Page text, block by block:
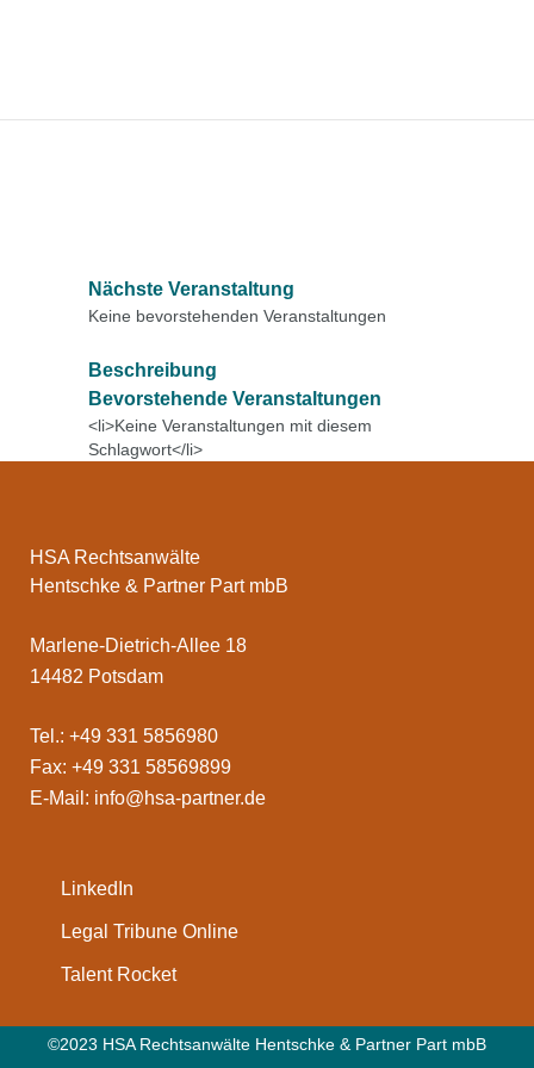
Nächste Veranstaltung
Keine bevorstehenden Veranstaltungen
Beschreibung
Bevorstehende Veranstaltungen
<li>Keine Veranstaltungen mit diesem
Schlagwort</li>
HSA Rechtsanwälte
Hentschke & Partner Part mbB
Marlene-Dietrich-Allee 18
14482 Potsdam
Tel.: +49 331 5856980
Fax: +49 331 58569899
E-Mail: info@hsa-partner.de
LinkedIn
Legal Tribune Online
Talent Rocket
©2023 HSA Rechtsanwälte Hentschke & Partner Part mbB